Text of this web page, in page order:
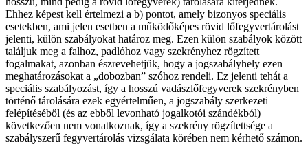
Ehhez képest kell értelmezi a b) pontot, amely bizonyos speciális
esetekben, ami jelen esetben a működőképes rövid lőfegyvertárolást
jelenti, külön szabályokat határoz meg. Ezen külön szabályok között
találjuk meg a falhoz, padlóhoz vagy szekrényhez rögzített
fogalmakat, azonban észrevehetjük, hogy a jogszabályhely ezen
meghatározásokat a „dobozban” szóhoz rendeli. Ez jelenti tehát a
speciális szabályozást, így a hosszú vadászlőfegyverek szekrényben
történő tárolására ezek egyértelműen, a jogszabály szerkezeti
felépítéséből (és az ebből levonható jogalkotói szándékból)
következően nem vonatkoznak, így a szekrény rögzítettsége a
szabályszerű fegyvertárolás vizsgálata körében nem kérhető számon.